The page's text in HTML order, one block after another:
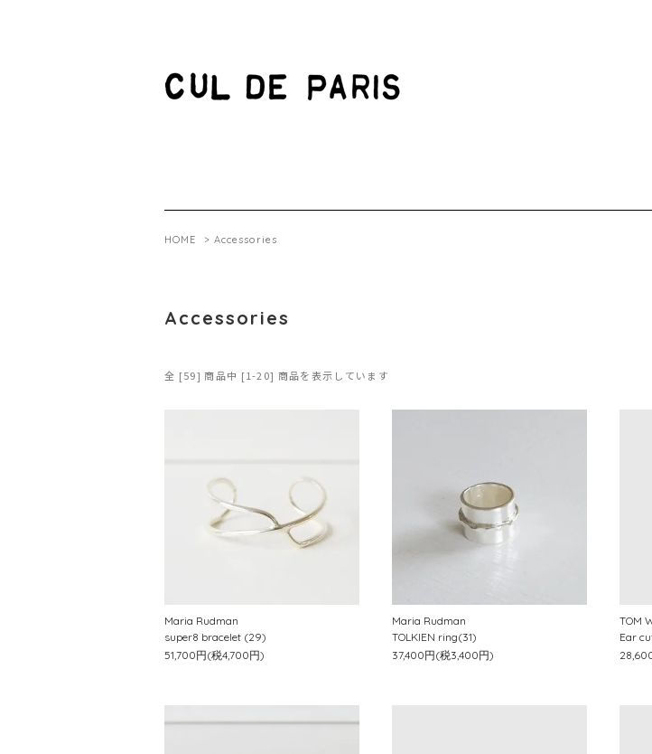
HOME > Accessories
Accessories
全 [59] 商品中 [1-20] 商品を表示しています
Maria Rudman
super8 bracelet (29)
51,700円(税4,700円)
Maria Rudman
TOLKIEN ring(31)
37,400円(税3,400円)
TOM
Ear